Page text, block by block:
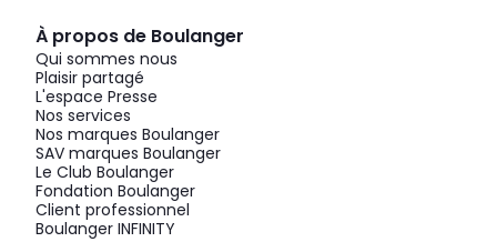
À propos de Boulanger
Qui sommes nous
Plaisir partagé
L'espace Presse
Nos services
Nos marques Boulanger
SAV marques Boulanger
Le Club Boulanger
Fondation Boulanger
Client professionnel
Boulanger INFINITY